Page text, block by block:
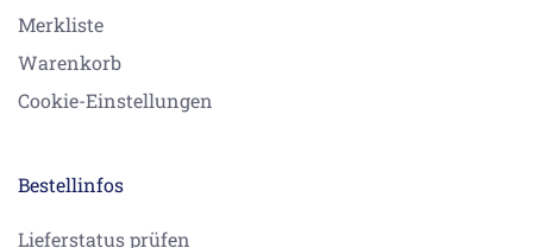
Merkliste
Warenkorb
Cookie-Einstellungen
Bestellinfos
Lieferstatus prüfen